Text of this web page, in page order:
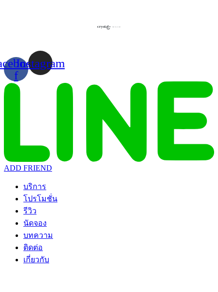
f
Instagram
ADD FRIEND
บริการ
โปรโมชั่น
รีวิว
นัดจอง
บทความ
ติดต่อ
เกี่ยวกับ